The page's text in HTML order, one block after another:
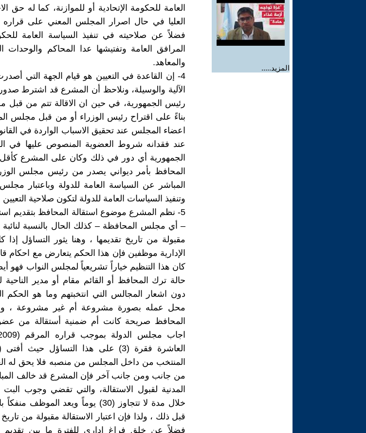
المزيد.....
العامة للحكومة الإتحادية أو للموازنة، كما له حق
العليا في حال اصرار المجلس المعني على قراره
فضلاً عن صلاحيته في تنفيذ السياسة العامة
المرافق العامة وتفتيشها عدا المحاكم والوحدات
والمعاهد.
4- إن القاعدة في التعيين هو قيام الجهة التي
الآلية والوسيلة، ونلاحظ أن المشرع قد اشترط
رئيس الجمهورية، في حين ان الاقالة تتم من قبل
بناءً على اقتراح رئيس الوزراء أو من قبل مجلس
اعضاء المجلس عند تحقيق الاسباب الواردة في
عند فقدانه شروط العضوية المنصوص عليها في
الجمهورية أي دور في ذلك وكان على المشرع
المحافظ بأمر ديواني يصدر من رئيس مجلس
المباشر عن السياسة العامة للدولة وباعتبار
وتنفيذ السياسات العامة للدولة لتكون صلاحية
5- نظم المشرع موضوع استقالة المحافظ بتقديم
– أي مجلس المحافظة – كذلك الحال بالنسبة لنائبة
مقبولة من تاريخ تقديمها ، وهنا يثور التساؤل
الإدارية موظفين فإن هذا الحكم يتعارض مع احكام
كان هذا التنظيم خياراً تشريعياً لمجلس النواب فهو
حالة ترك المحافظ أو القائم مقام أو مدير
دون اشعار المجالس التي انتخبتهم وما هو
محل عمله بصورة مشروعة أم غير مشروعة ،
المحافظ صريحة كانت أم ضمنية أستقالة من
العاشرة فقرة (3) على هذا التساؤل حيث
المنتخب من داخل المجلس من منصبه فلا يحق له
من جانب ومن جانب آخر فإن المشرع قد خالف
المدنية لقبول الاستقالة، والتي تقضي وجوب
خلال مدة لا تتجاوز (30) يوماً ويعد
قبل ذلك ، ولذا فإن اعتبار الاستقالة مقبولة من
فضلاً عن خلق فراغ إداري للفترة ما بين تقديم